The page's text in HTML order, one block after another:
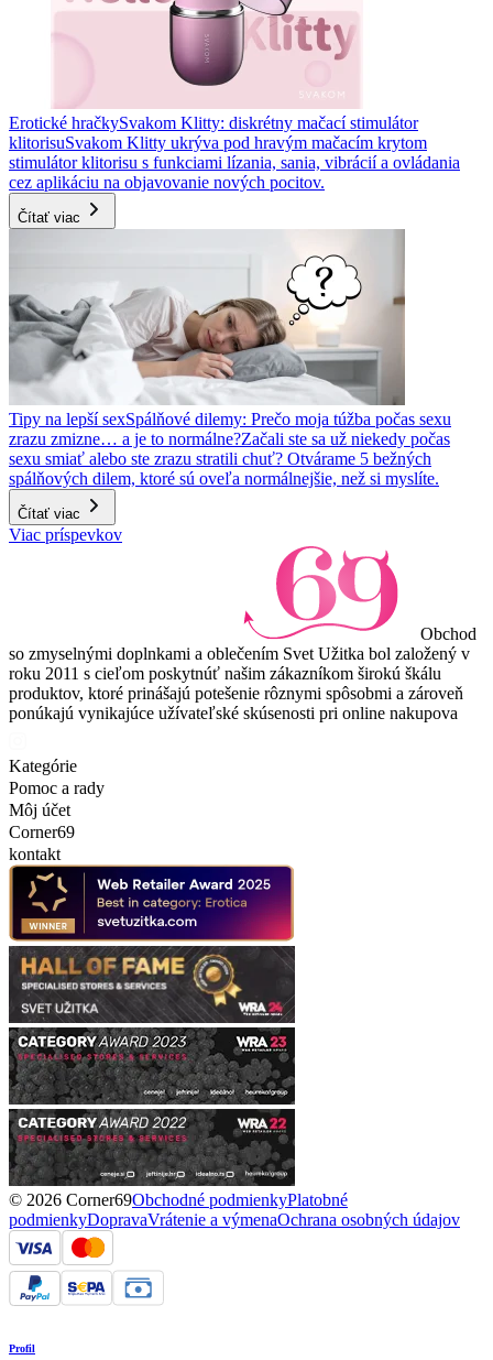
Erotické hračkySvakom Klitty: diskrétny mačací stimulátor
klitorisuSvakom Klitty ukrýva pod hravým mačacím krytom
stimulátor klitorisu s funkciami lízania, sania, vibrácií a ovládania
cez aplikáciu na objavovanie nových pocitov.
Čítať viac
Tipy na lepší sexSpálňové dilemy: Prečo moja túžba počas sexu
zrazu zmizne… a je to normálne?Začali ste sa už niekedy počas
sexu smiať alebo ste zrazu stratili chuť? Otvárame 5 bežných
spálňových dilem, ktoré sú oveľa normálnejšie, než si myslíte.
Čítať viac
Viac príspevkov
Obchod
so zmyselnými doplnkami a oblečením Svet Užitka bol založený v
roku 2011 s cieľom poskytnúť našim zákazníkom širokú škálu
produktov, ktoré prinášajú potešenie rôznymi spôsobmi a zároveň
ponúkajú vynikajúce užívateľské skúsenosti pri online nakupova
Kategórie
Pomoc a rady
Môj účet
Corner69
kontakt
© 2026 Corner69Obchodné podmienkyPlatobné
podmienkyDopravaVrátenie a výmenaOchrana osobných údajov
Profil